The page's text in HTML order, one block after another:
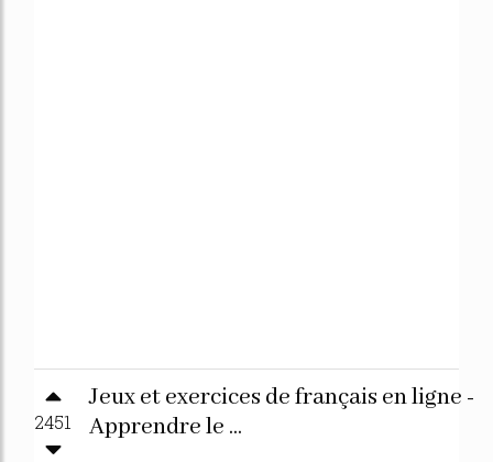
2451
Jeux et exercices de français en ligne -
Apprendre le ...